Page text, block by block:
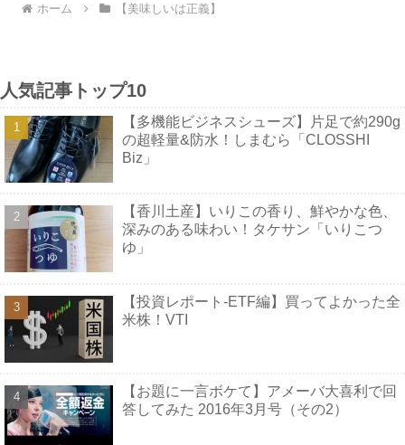
ホーム 【美味しいは正義】
人気記事トップ10
【多機能ビジネスシューズ】片足で約290g
の超軽量&防水！しまむら「CLOSSHI
Biz」
【香川土産】いりこの香り、鮮やかな色、
深みのある味わい！タケサン「いりこつ
ゆ」
【投資レポート-ETF編】買ってよかった全
米株！VTI
【お題に一言ボケて】アメーバ大喜利で回
答してみた 2016年3月号（その2）